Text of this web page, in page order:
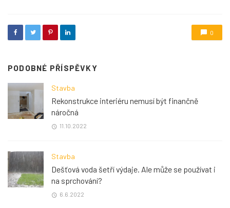
0
PODOBNÉ PŘÍSPĚVKY
Stavba
Rekonstrukce interiéru nemusí být finančně
náročná
11.10.2022
Stavba
Dešťová voda šetří výdaje. Ale může se používat i
na sprchování?
6.6.2022